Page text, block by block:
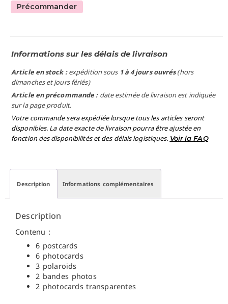
Précommander
Informations sur les délais de livraison
Article en stock :expédition sous 1 à 4 jours ouvrés(hors
dimanches et jours fériés)
Article en précommande : date estimée de livraison est indiquée
sur la page produit.
Votre commande sera expédiée lorsque tous les articles seront
disponibles. La date exacte de livraison pourra être ajustée en
fonction des disponibilités et des délais logistiques. Voir la FAQ
Description Informations complémentaires
Description
Contenu :
6 postcards
6 photocards
3 polaroids
2 bandes photos
2 photocards transparentes